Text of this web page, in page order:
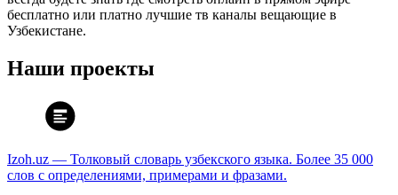
бесплатно или платно лучшие тв каналы вещающие в
Узбекистане.
Наши проекты
Izoh.uz — Толковый словарь узбекского языка. Более 35 000
слов с определениями, примерами и фразами.